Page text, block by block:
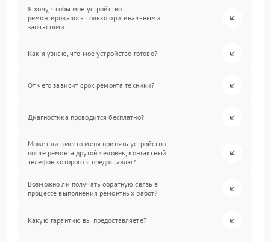
Я хочу, чтобы мое устройство
ремонтировалось только оригинальными
запчастями.
Как я узнаю, что мое устройство готово?
От чего зависит срок ремонта техники?
Диагностика проводится бесплатно?
Может ли вместо меня принять устройство
после ремонта другой человек, контактный
телефон которого я предоставлю?
Возможно ли получать обратную связь в
процессе выполнения ремонтных работ?
Какую гарантию вы предоставляете?